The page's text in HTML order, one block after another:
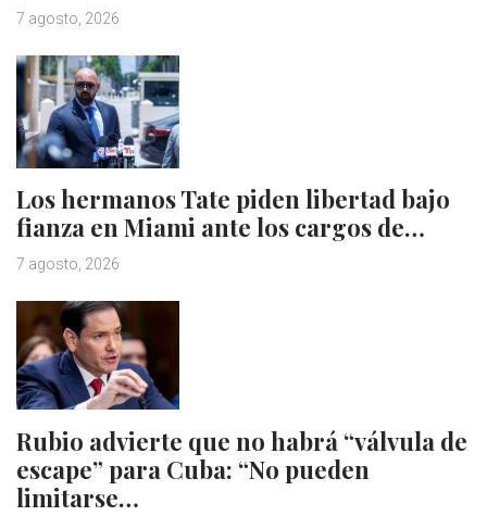
7 agosto, 2026
Los hermanos Tate piden libertad bajo
fianza en Miami ante los cargos de…
7 agosto, 2026
Rubio advierte que no habrá “válvula de
escape” para Cuba: “No pueden
limitarse…